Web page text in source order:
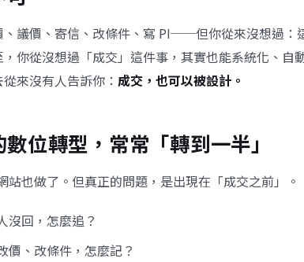
、議價、寄信、改條件、寫 PI──但你從來沒想過：
你從沒想過「成交」這件事，其實也能系統化、自
來沒有人告訴你： 成交，也可以被設計。
位轉型，常常「轉到一半」
站也做了。但真正的問題，是出現在「成交之前」。
沒回，怎麼追？
價、改條件，怎麼記？